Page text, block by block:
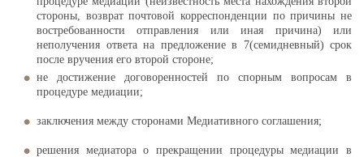
стороны, возврат почтовой корреспонденции по причины не
востребованности отправления или иная причина) или
неполучения ответа на предложение в 7(семидневный) срок
после вручения его второй стороне;
не достижение договоренностей по спорным вопросам в
процедуре медиации;
заключения между сторонами Медиативного соглашения;
решения медиатора о прекращении процедуры медиации в